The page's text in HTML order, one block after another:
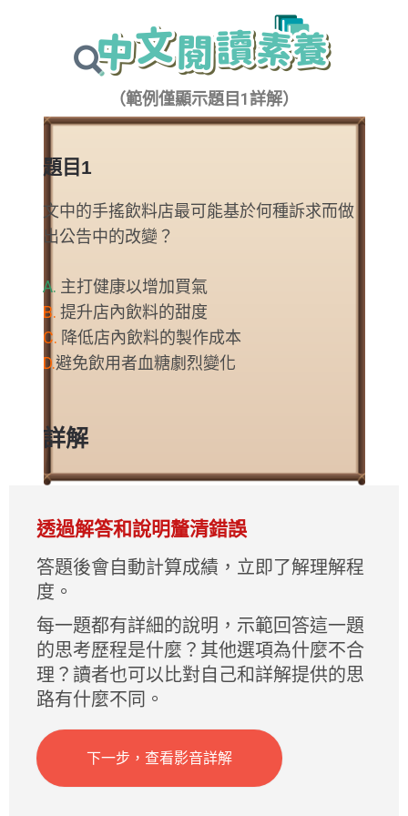
（範例僅顯示題目1詳解）
題目1
文中的手搖飲料店最可能基於何種訴求而做
出公告中的改變？
A. 主打健康以增加買氣
B. 提升店內飲料的甜度
C. 降低店內飲料的製作成本
D.避免飲用者血糖劇烈變化
詳解
根據飲料店的公告可知，該飲料店的飲
料已全面使用天然蔗糖，不再使用果
同於受到身體嚴密調控的葡萄糖，不受
三磷酸腺苷以及檸檬酸調控的果糖，更
可能轉化為磷酸三碳糖，導致肝臟脂質
的內生性合成，造成三酸甘油酯濃度上
升。當血中之三酸甘油酯超過正常值
病，或腦中風、高血壓、糖尿病等慢性
疾病。」可以得知，果糖因為不受調
透過解答和說明釐清錯誤
答題後會自動計算成績，立即了解理解程
度。
每一題都有詳細的說明，示範回答這一題
的思考歷程是什麼？其他選項為什麼不合
理？讀者也可以比對自己和詳解提供的思
路有什麼不同。
下一步，查看影音詳解